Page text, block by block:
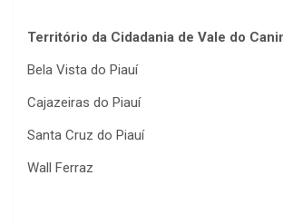
Território da Cidadania de Vale do
Bela Vista do Piauí
Cajazeiras do Piauí
Santa Cruz do Piauí
Wall Ferraz